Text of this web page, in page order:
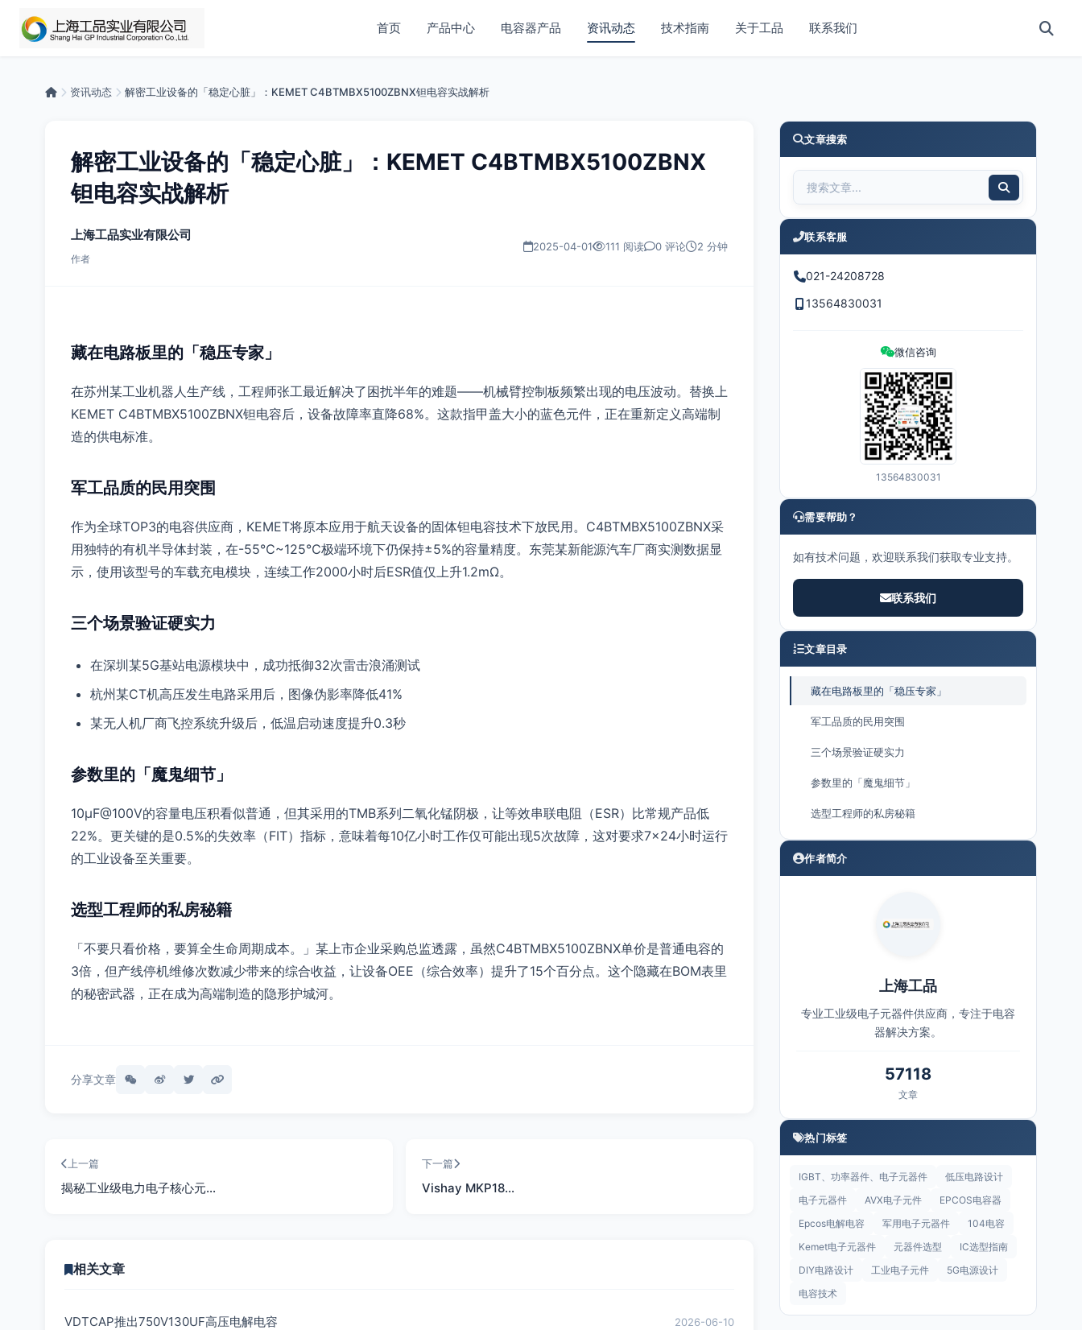
首页 产品中心 电容器产品 资讯动态 技术指南 关于工品 联系我们
资讯动态 解密工业设备的「稳定心脏」：KEMET C4BTMBX5100ZBNX钽电容实战解析
解密工业设备的「稳定心脏」：KEMET C4BTMBX5100ZBNX
钽电容实战解析
上海工品实业有限公司
作者
2025-04-01 111 阅读 0 评论 2 分钟
藏在电路板里的「稳压专家」
在苏州某工业机器人生产线，工程师张工最近解决了困扰半年的难题——机械臂控制板频繁出现的电压波动。替换上
KEMET C4BTMBX5100ZBNX钽电容后，设备故障率直降68%。这款指甲盖大小的蓝色元件，正在重新定义高端制
造的供电标准。
军工品质的民用突围
作为全球TOP3的电容供应商，KEMET将原本应用于航天设备的固体钽电容技术下放民用。C4BTMBX5100ZBNX采
用独特的有机半导体封装，在-55℃~125℃极端环境下仍保持±5%的容量精度。东莞某新能源汽车厂商实测数据显
示，使用该型号的车载充电模块，连续工作2000小时后ESR值仅上升1.2mΩ。
三个场景验证硬实力
在深圳某5G基站电源模块中，成功抵御32次雷击浪涌测试
杭州某CT机高压发生电路采用后，图像伪影率降低41%
某无人机厂商飞控系统升级后，低温启动速度提升0.3秒
参数里的「魔鬼细节」
10μF@100V的容量电压积看似普通，但其采用的TMB系列二氧化锰阴极，让等效串联电阻（ESR）比常规产品低
22%。更关键的是0.5%的失效率（FIT）指标，意味着每10亿小时工作仅可能出现5次故障，这对要求7×24小时运行
的工业设备至关重要。
选型工程师的私房秘籍
「不要只看价格，要算全生命周期成本。」某上市企业采购总监透露，虽然C4BTMBX5100ZBNX单价是普通电容的
3倍，但产线停机维修次数减少带来的综合收益，让设备OEE（综合效率）提升了15个百分点。这个隐藏在BOM表里
的秘密武器，正在成为高端制造的隐形护城河。
分享文章
上一篇
揭秘工业级电力电子核心元…
下一篇
Vishay MKP18…
相关文章
VDTCAP推出750V130UF高压电解电容 2026-06-10
文章搜索
联系客服
021-24208728
13564830031
微信咨询
13564830031
需要帮助？
如有技术问题，欢迎联系我们获取专业支持。
联系我们
文章目录
藏在电路板里的「稳压专家」
军工品质的民用突围
三个场景验证硬实力
参数里的「魔鬼细节」
选型工程师的私房秘籍
作者简介
上海工品
专业工业级电子元器件供应商，专注于电容
器解决方案。
57118
文章
热门标签
IGBT、功率器件、电子元器件
低压电路设计
电子元器件
AVX电子元件
EPCOS电容器
Epcos电解电容
军用电子元器件
104电容
Kemet电子元器件
元器件选型
IC选型指南
DIY电路设计
工业电子元件
5G电源设计
电容技术